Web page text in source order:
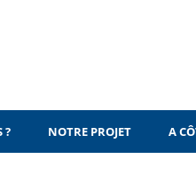
? NOTRE PROJET A